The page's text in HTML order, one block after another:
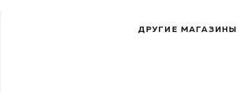
ДРУГИЕ МАГАЗИНЫ